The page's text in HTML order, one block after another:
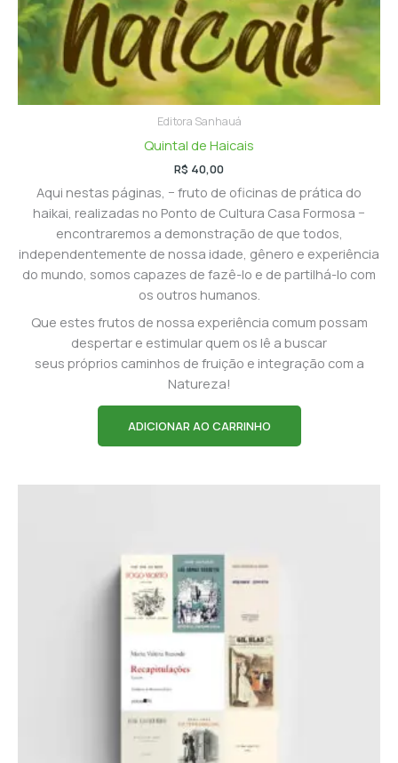
Editora Sanhauá
Quintal de Haicais
R$ 40,00
Aqui nestas páginas, − fruto de oficinas de prática do
haikai, realizadas no Ponto de Cultura Casa Formosa −
encontraremos a demonstração de que todos,
independentemente de nossa idade, gênero e experiência
do mundo, somos capazes de fazê-lo e de partilhá-lo com
os outros humanos.
Que estes frutos de nossa experiência comum possam
despertar e estimular quem os lê a buscar
seus próprios caminhos de fruição e integração com a
Natureza!
ADICIONAR AO CARRINHO